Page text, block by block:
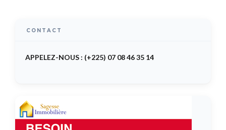
CONTACT
APPELEZ-NOUS : (+225) 07 08 46 35 14